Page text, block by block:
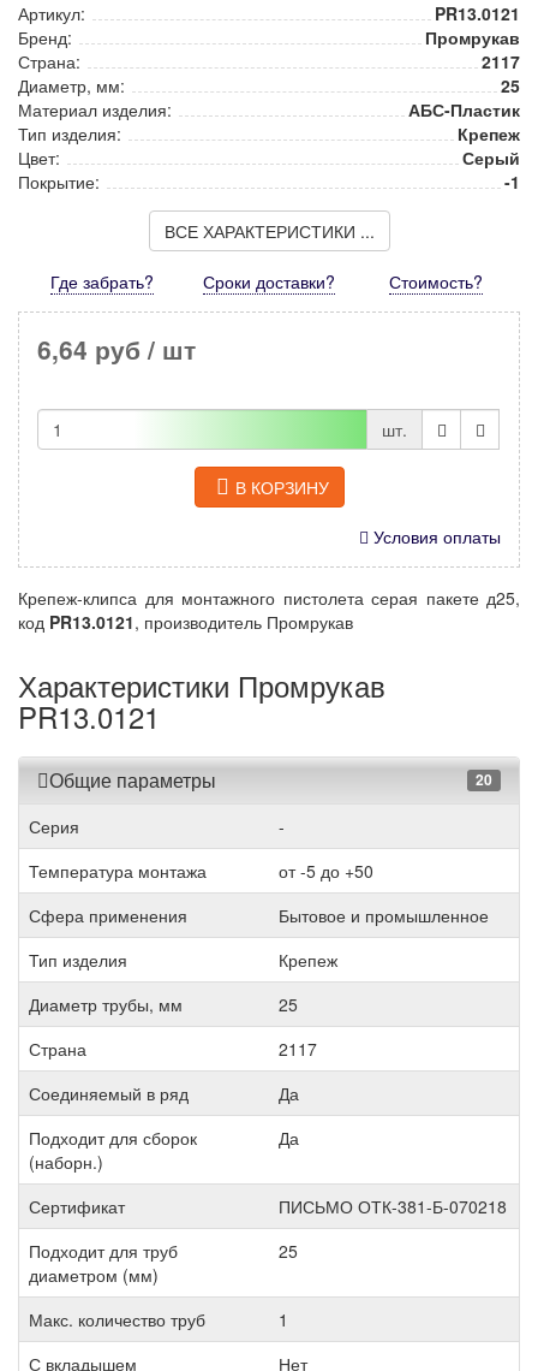
Артикул:
PR13.0121
Бренд:
Промрукав
Страна:
2117
Диаметр, мм:
25
Материал изделия:
АБС-Пластик
Тип изделия:
Крепеж
Цвет:
Серый
Покрытие:
-1
ВСЕ ХАРАКТЕРИСТИКИ ...
Где забрать? Сроки доставки? Стоимость?
6,64 руб / шт
шт.
В КОРЗИНУ
Условия оплаты
Крепеж-клипса для монтажного пистолета серая пакете д25,
код PR13.0121, производитель Промрукав
Характеристики Промрукав
PR13.0121
Общие параметры 20
Серия
-
Температура монтажа
от -5 до +50
Сфера применения
Бытовое и промышленное
Тип изделия
Крепеж
Диаметр трубы, мм
25
Страна
2117
Соединяемый в ряд
Да
Подходит для сборок
(наборн.)
Да
Сертификат
ПИСЬМО ОТК-381-Б-070218
Подходит для труб
диаметром (мм)
25
Макс. количество труб
1
С вкладышем
Нет